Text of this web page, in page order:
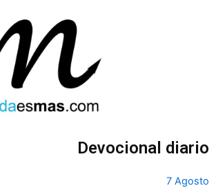
Devocional diario
7 Agosto